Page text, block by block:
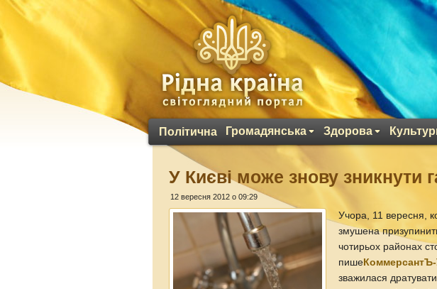
Політична Громадянська Здорова
У Києві може знову зникнути
12 вересня 2012 о 09:29
Учора, 11 вересня,
змушена
чотирьох районах
пише
зважилася